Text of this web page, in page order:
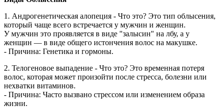
1. Андрогенетическая алопеция - Что это? Это тип облысения,
который чаще всего встречается у мужчин и женщин.
У мужчин это проявляется в виде "залысин" на лбу, а у
женщин — в виде общего истончения волос на макушке.
- Причина: Генетика и гормоны.
2. Телогеновое выпадение - Что это? Это временная потеря
волос, которая может произойти после стресса, болезни или
нехватки витаминов.
- Причина: Часто вызвано стрессом или изменением образа
жизни.